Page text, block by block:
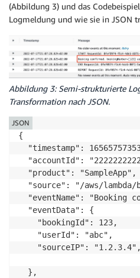
(Abbildung 3) und das
Logmeldung und wie sie in JSON
Abbildung 3: Semi-strukturierte
Transformation nach JSON.
{
"timestamp":
"accountId":
  "product": "SampleApp",
"source": "/aws/lambda/
"eventName": "Booking
  "eventData": {
    "bookingId": 123,
    "userId": "abc",
    "sourceIP": "1.2.3.4",
  },
JSON